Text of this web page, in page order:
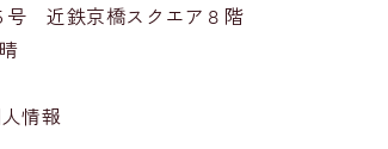
号 近鉄京橋スクエア８階
情報